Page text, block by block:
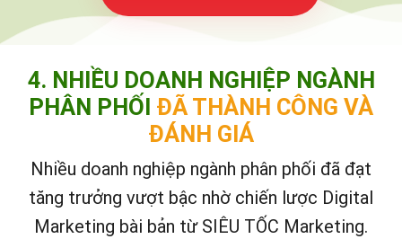
4. NHIỀU DOANH NGHIỆP NGÀNH
PHÂN PHỐI ĐÃ THÀNH CÔNG VÀ
ĐÁNH GIÁ
Nhiều doanh nghiệp ngành phân phối đã đạt
tăng trưởng vượt bậc nhờ chiến lược Digital
Marketing bài bản từ SIÊU TỐC Marketing.